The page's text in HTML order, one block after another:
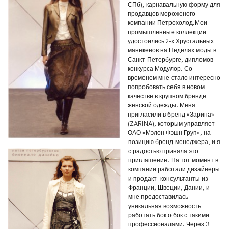
СПб), карнавальную форму для
продавцов мороженого
компании Петрохолод.Мои
промышленные коллекции
удостоились 2-х Хрустальных
манекенов на Неделях моды в
Санкт-Петербурге, дипломов
конкурса Модулор. Со
временем мне стало интересно
попробовать себя в новом
качестве в крупном бренде
женской одежды. Меня
пригласили в бренд «Зарина»
(ZARINA), которым управляет
ОАО «Мэлон Фэшн Груп», на
позицию бренд-менеджера, и я
с радостью приняла это
приглашение. На тот момент в
компании работали дизайнеры
и продакт- консультанты из
Франции, Швеции, Дании, и
мне предоставилась
уникальная возможность
работать бок о бок с такими
профессионалами. Через 3